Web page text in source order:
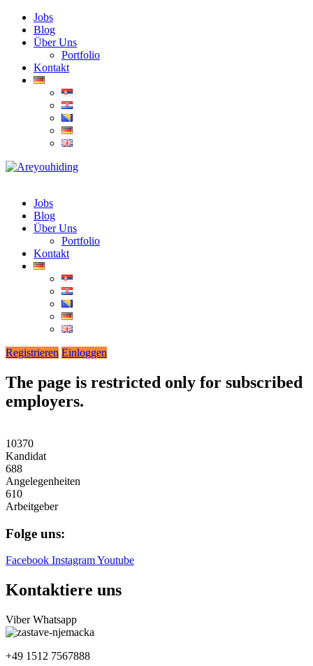
Jobs
Blog
Über Uns
Portfolio
Kontakt
Jobs
Blog
Über Uns
Portfolio
Kontakt
Registrieren Einloggen
The page is restricted only for subscribed
employers.
10370
Kandidat
688
Angelegenheiten
610
Arbeitgeber
Folge uns:
Facebook InstagramYoutube
Kontaktiere uns
Viber Whatsapp
+49 1512 7567888